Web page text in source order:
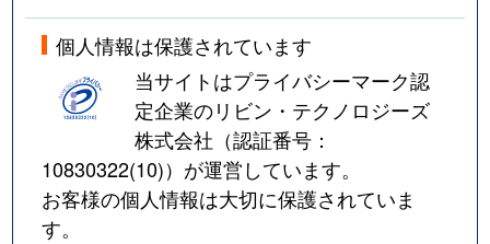
個人情報は保護されています
当サイトはプライバシーマーク認
定企業のリビン・テクノロジーズ
株式会社（認証番号：
10830322(10)）が運営しています。
お客様の個人情報は大切に保護されていま
す。